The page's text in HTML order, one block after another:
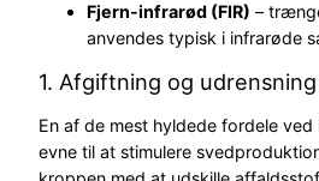
Fjern-infrarød (FIR) –
anvendes typisk i infrarøde
1. Afgiftning og
En af de mest hyldede fordele
evne til at stimulere